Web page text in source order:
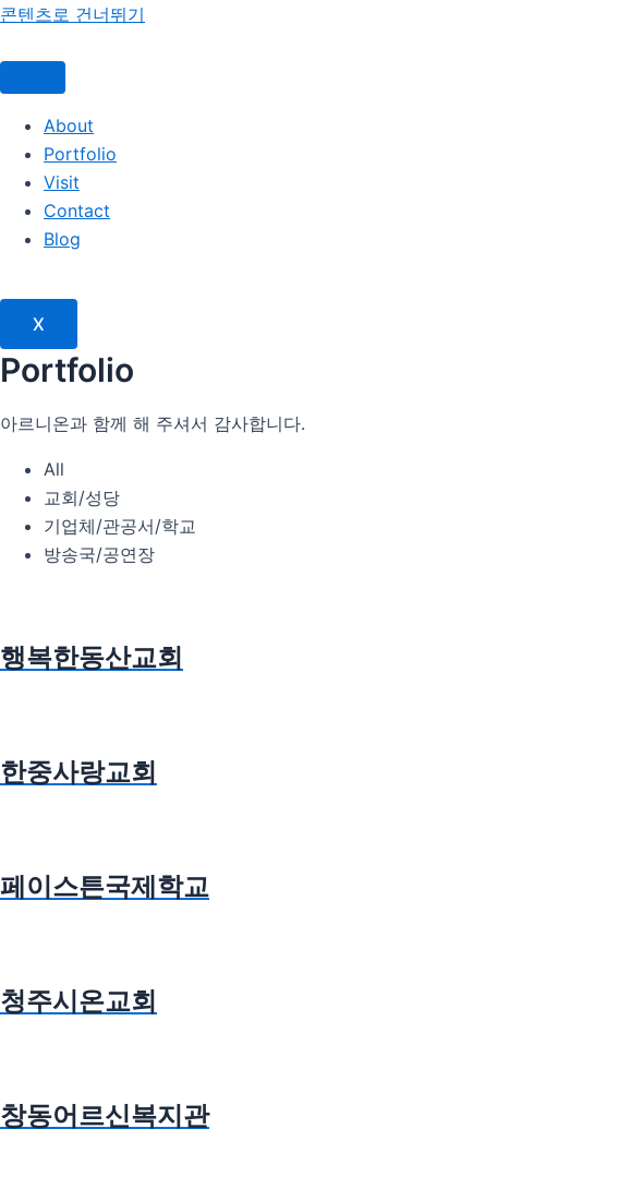
콘텐츠로 건너뛰기
About
Portfolio
Visit
Contact
Blog
X
Portfolio
아르니온과 함께 해 주셔서 감사합니다.
All
교회/성당
기업체/관공서/학교
방송국/공연장
행복한동산교회
한중사랑교회
페이스튼국제학교
청주시온교회
창동어르신복지관